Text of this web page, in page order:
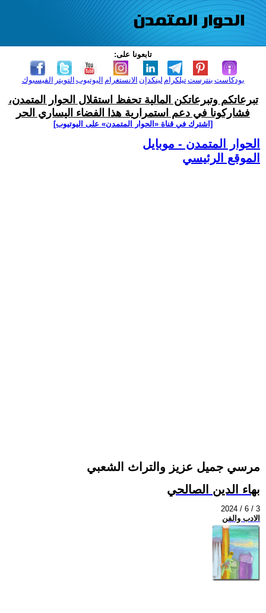
تابعونا على:
الفيسبوك التويتر اليوتيوب الانستغرام لينكدإن تيلكرامبنترست بودكاست
تبرعاتكم وتبرعاتكن المالية تحفظ استقلال الحوار المتمدن،
فشاركونا في دعم استمرارية هذا الفضاء اليساري الحر
[اشترك في قناة ‫«الحوار المتمدن» على اليوتيوب]
الحوار المتمدن - موبايل
الموقع الرئيسي
مرسي جميل عزيز والتراث الشعبي
بهاء الدين الصالحي
2024 / 6 / 3
الادب والفن